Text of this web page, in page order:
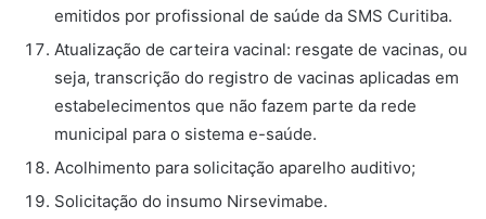
emitidos por profissional de saúde da SMS Curitiba.
Atualização de carteira vacinal: resgate de vacinas, ou
seja, transcrição do registro de vacinas aplicadas em
estabelecimentos que não fazem parte da rede
municipal para o sistema e-saúde.
Acolhimento para solicitação aparelho auditivo;
Solicitação do insumo Nirsevimabe.